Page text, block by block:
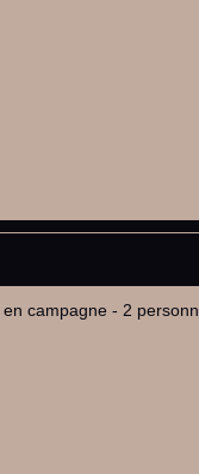
campagne - 2